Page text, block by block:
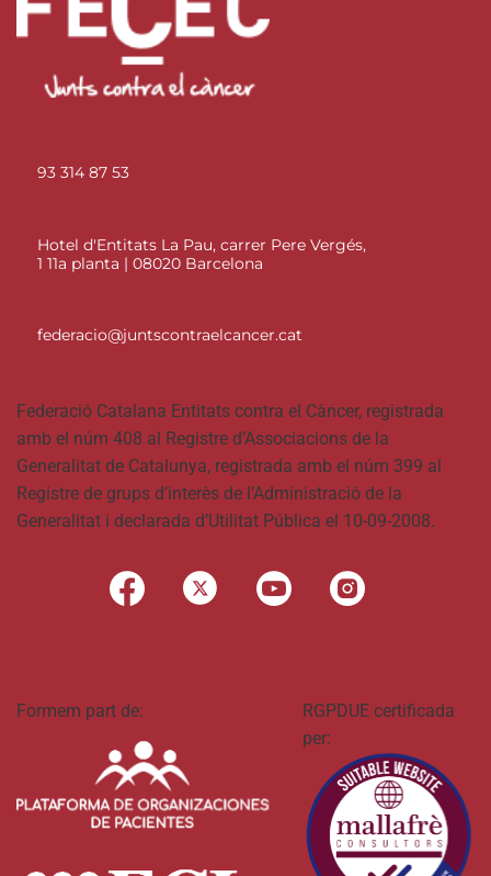
93 314 87 53
Hotel d'Entitats La Pau, carrer Pere Vergés,
1 11a planta | 08020 Barcelona
federacio@juntscontraelcancer.cat
Federació Catalana Entitats contra el Càncer, registrada
amb el núm 408 al Registre d’Associacions de la
Generalitat de Catalunya, registrada amb el núm 399 al
Registre de grups d’interès de l’Administració de la
Generalitat i declarada d’Utilitat Pública el 10-09-2008.
Formem part de:
RGPDUE certificada
per: